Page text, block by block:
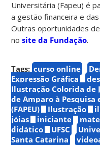
Universitária (Fapeu) é
a gestão financeira e
Outras oportunidades
nosite da Fundação.
Tags: curso online
Expressão Gráfica
Ilustração Colorida de
de Amparo à
(FAPEU)
Ilustração
jóias
iniciante
didático
UFSC
Santa Catarina